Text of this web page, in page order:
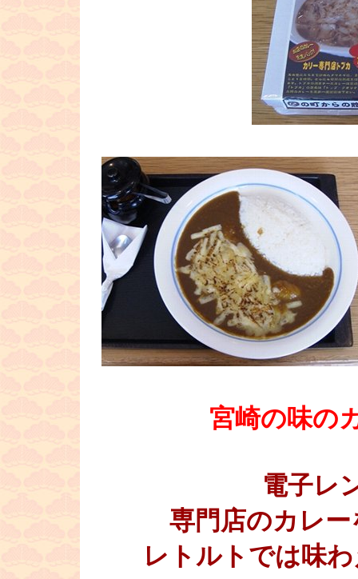
宮崎の味の
電子レ
専門店のカレ
レトルトでは味